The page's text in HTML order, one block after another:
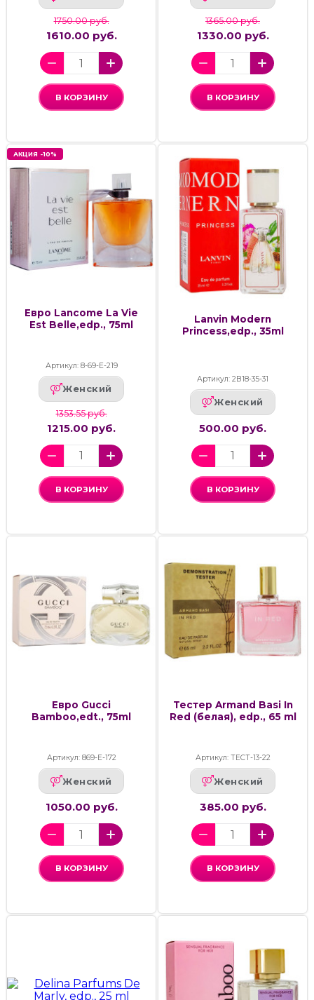
1750.00 руб.
1610.00 руб.
В КОРЗИНУ
1365.00 руб.
1330.00 руб.
В КОРЗИНУ
АКЦИЯ -10%
Евро Lancome La Vie
Est Belle,edp., 75ml
Артикул: 8-69-Е-219
Женский
1353.55 руб.
1215.00 руб.
В КОРЗИНУ
Lanvin Modern
Princess,edp., 35ml
Артикул: 2В18-35-31
Женский
500.00 руб.
В КОРЗИНУ
Евро Gucci
Bamboo,edt., 75ml
Артикул: 869-Е-172
Женский
1050.00 руб.
В КОРЗИНУ
Тестер Armand Basi In
Red (белая), edp., 65 ml
Артикул: ТЕСТ-13-22
Женский
385.00 руб.
В КОРЗИНУ